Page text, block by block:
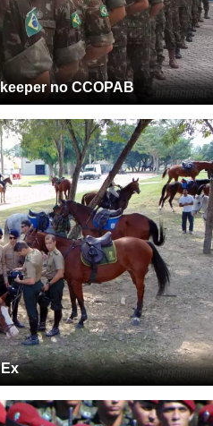
no CCOPAB